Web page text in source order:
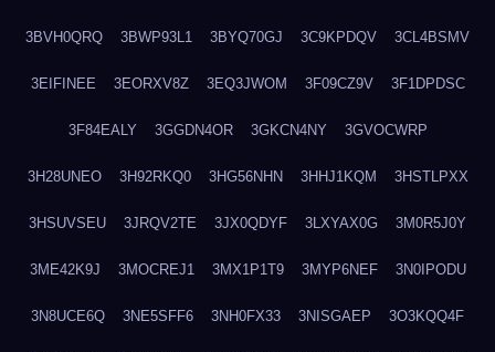
3BVH0QRQ 3BWP93L1 3BYQ70GJ 3C9KPDQV 3CL4BSMV
3EIFINEE 3EORXV8Z 3EQ3JWOM 3F09CZ9V 3F1DPDSC
3F84EALY 3GGDN4OR 3GKCN4NY 3GVOCWRP
3H28UNEO 3H92RKQ0 3HG56NHN 3HHJ1KQM 3HSTLPXX
3HSUVSEU 3JRQV2TE 3JX0QDYF 3LXYAX0G 3M0R5J0Y
3ME42K9J 3MOCREJ1 3MX1P1T9 3MYP6NEF 3N0IPODU
3N8UCE6Q 3NE5SFF6 3NH0FX33 3NISGAEP 3O3KQQ4F